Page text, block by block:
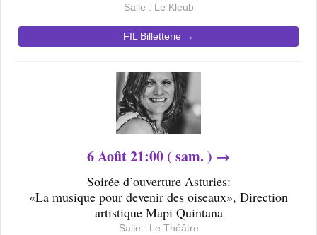
Salle : Le Kleub
FIL Billetterie →
6Août 21:00 ( sam. ) →
Soirée d’ouverture Asturies:
«La musique pour devenir des oiseaux», Direction
artistique Mapi Quintana
Salle : Le Théâtre